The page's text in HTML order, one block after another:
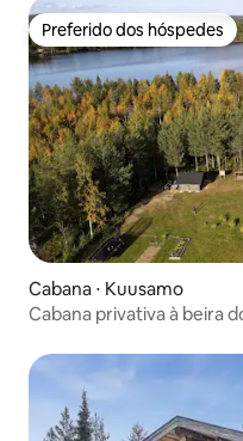
Preferido dos hóspedes
Preferido dos hóspedes
Cabana ⋅ Kuusamo
Cabana privativa à beira